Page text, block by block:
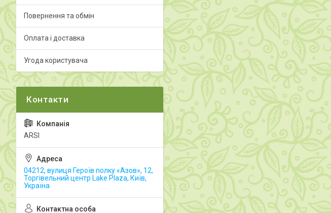
Повернення та обмін
Оплата і доставка
Угода користувача
ARSI
04212, вулиця Героїв полку «Азов», 12,
Торгівельний центр Lake Plaza, Київ,
Україна